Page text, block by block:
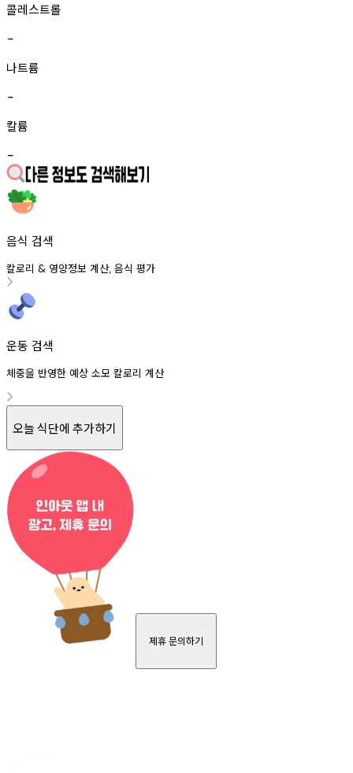
콜레스트롤
-
나트륨
-
칼륨
-
음식 검색
칼로리 & 영양정보 계산, 음식 평가
운동 검색
체중을 반영한 예상 소모 칼로리 계산
오늘 식단에 추가하기
제휴 문의하기